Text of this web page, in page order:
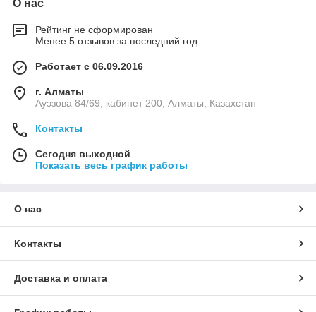
О нас
Рейтинг не сформирован
Менее 5 отзывов за последний год
Работает с 06.09.2016
г. Алматы
Ауэзова 84/69, кабинет 200, Алматы, Казахстан
Контакты
Сегодня выходной
Показать весь график работы
О нас
Контакты
Доставка и оплата